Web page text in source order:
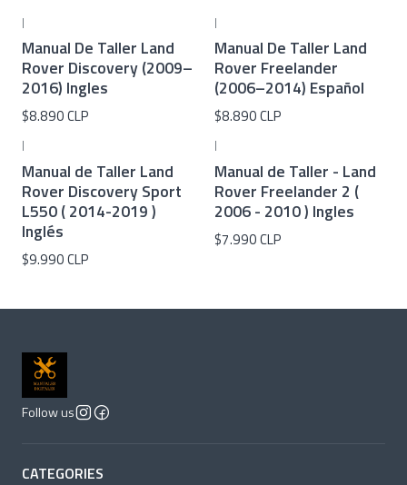
|
Manual De Taller Land
Rover Discovery (2009–
2016) Ingles
$8.890 CLP
|
Manual De Taller Land
Rover Freelander
(2006–2014) Español
$8.890 CLP
|
Manual de Taller Land
Rover Discovery Sport
L550 ( 2014-2019 )
Inglés
$9.990 CLP
|
Manual de Taller - Land
Rover Freelander 2 (
2006 - 2010 ) Ingles
$7.990 CLP
Follow us
CATEGORIES